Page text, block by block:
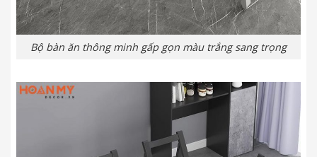
Bộ bàn ăn thông minh gấp gọn màu trắng sang trọng